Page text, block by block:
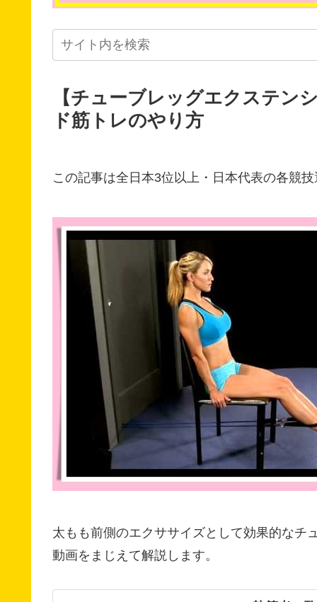
【チューブレッグエクステン
ド筋トレのやり方
この記事は全日本3位以上・日本代表の各競
太もも前側のエクササイズとして効果的なチ
動画をまじえて解説します。